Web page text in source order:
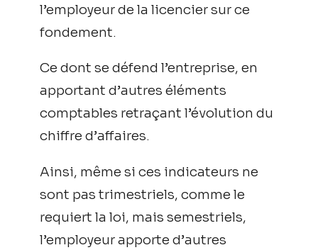
l’employeur de la licencier sur ce
fondement.
Ce dont se défend l’entreprise, en
apportant d’autres éléments
comptables retraçant l’évolution du
chiffre d’affaires.
Ainsi, même si ces indicateurs ne
sont pas trimestriels, comme le
requiert la loi, mais semestriels,
l’employeur apporte d’autres